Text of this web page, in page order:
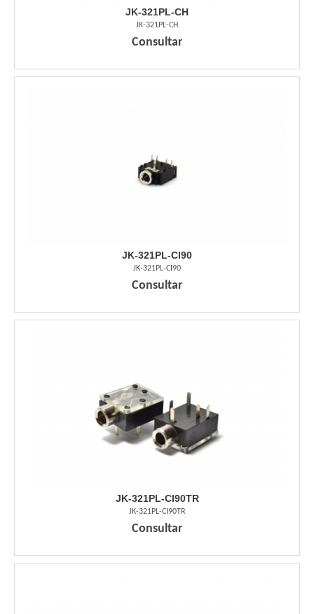
JK-321PL-CH
JK-321PL-CH
Consultar
JK-321PL-CI90
JK-321PL-CI90
Consultar
JK-321PL-CI90TR
JK-321PL-CI90TR
Consultar